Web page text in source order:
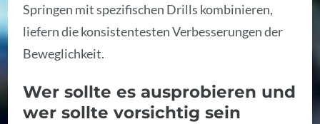
Springen mit spezifischen Drills kombinieren,
liefern die konsistentesten Verbesserungen der
Beweglichkeit.
Wer sollte es ausprobieren und
wer sollte vorsichtig sein